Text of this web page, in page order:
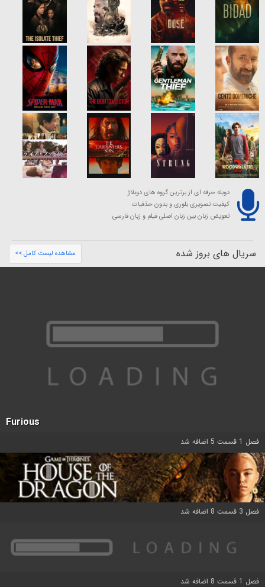
دوبله حرفه ای از برترین گروه های دوبلاژ
کیفیت تصویری بلوری و بدون حذفیات
تعویض زبان بین زبان اصلی فیلم و زبان فارسی
سریال های بروز شده مشاهده لیست کامل >>
Furious
فصل 1 قسمت 5 اضافه شد
فصل 3 قسمت 8 اضافه شد
فصل 1 قسمت 8 اضافه شد